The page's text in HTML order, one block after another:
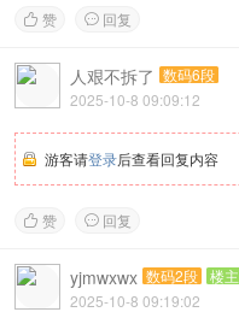
 赞  回复
人艰不拆了 数码6段
2025-10-8 09:09:12
游客请登录后查看回复内容
 赞  回复
yjmwxwx 数码2段 楼主
2025-10-8 09:19:02